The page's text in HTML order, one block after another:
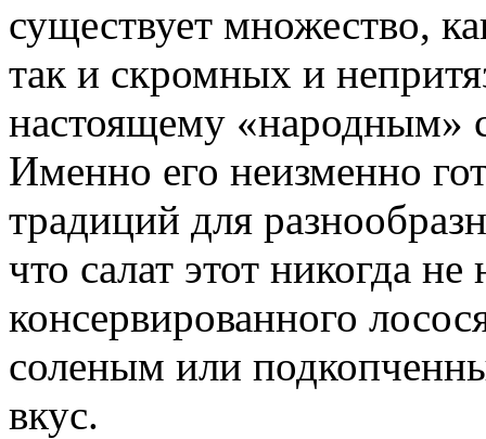
существует множество,
так и скромных и
настоящему «народным»
Именно его неизменно
традиций для
что салат этот никогда
консервированного
соленым или
вкус.